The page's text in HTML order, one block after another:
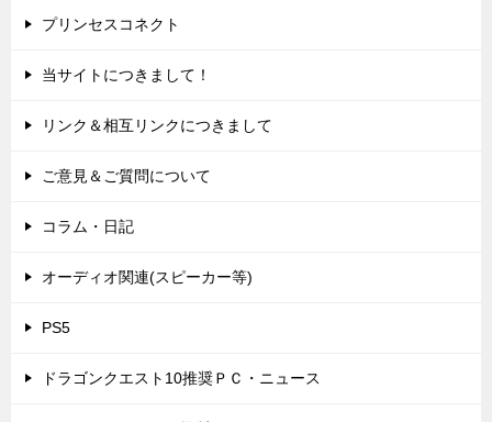
プリンセスコネクト
当サイトにつきまして！
リンク＆相互リンクにつきまして
ご意見＆ご質問について
コラム・日記
オーディオ関連(スピーカー等)
PS5
ドラゴンクエスト10推奨ＰＣ・ニュース